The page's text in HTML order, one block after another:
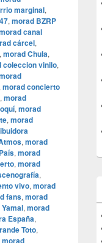
marginal,
, morad BZRP
canal
cárcel,
, morad Chula,
coleccion vinilo,
morad concierto
, morad
, morad
, morad
, morad
, morad
, morad
,
vivo, morad
fans, morad
, morad
España,
Toto,
morad